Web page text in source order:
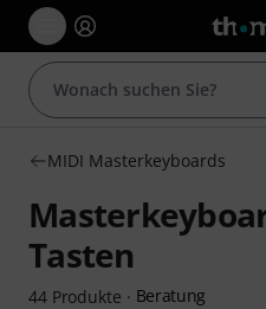
MIDI Masterkeyboards
Tasten
44 Produkte · Beratung